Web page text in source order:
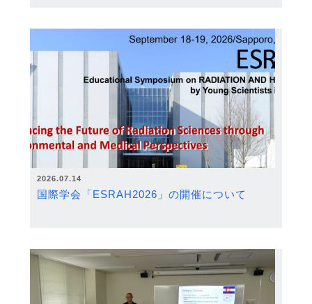
2026.07.14
国際学会「ESRAH2026」の開催について